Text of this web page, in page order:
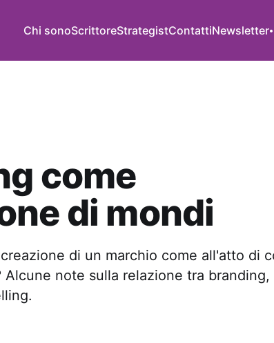
Chi sonoScrittoreStrategistContattiNewsletter
come
di mondi
di un marchio come all'atto di
Alcune note sulla relazione tra branding,